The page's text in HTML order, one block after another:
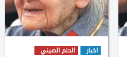
اخبار الحلم الصيني